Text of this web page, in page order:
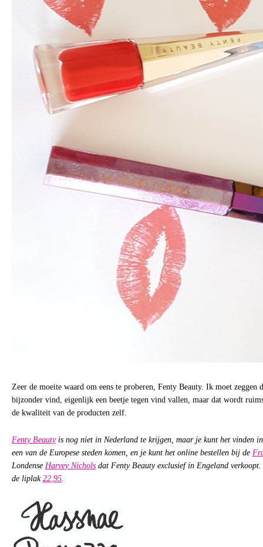
Zeer de moeite waard om eens te proberen, Fenty Beauty. Ik moet zeggen
bijzonder vind, eigenlijk een beetje tegen vind vallen, maar dat wordt
de kwaliteit van de producten zelf.
Fenty Beautyis nog niet in Nederland te krijgen, maar je kunt het vinden
een van de Europese steden komen, en je kunt het online bestellen bij de
Londense Harvey Nichols dat Fenty Beauty exclusief in Engeland
de liplak 22,95.